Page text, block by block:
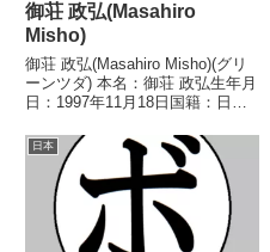
御荘 政弘(Masahiro
Misho)
御荘 政弘(Masahiro Misho)(グリ
ーンツダ) 本名：御荘 政弘生年月
日：1997年11月18日国籍：日本
ル】なし 【戦歴】2023/04/16
○4R判定 3-0(39-37、39-37、
39-...
日本